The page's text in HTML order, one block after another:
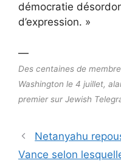
démocratie
d’expression. »
—
Des centaines de
Washington le 4 juillet,
premier sur Jewish
Netanyahu
Vance selon